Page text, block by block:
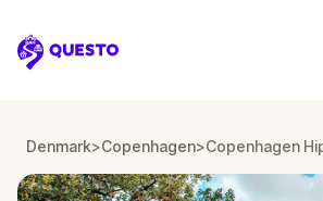
Questo
Denmark>Copenhagen>